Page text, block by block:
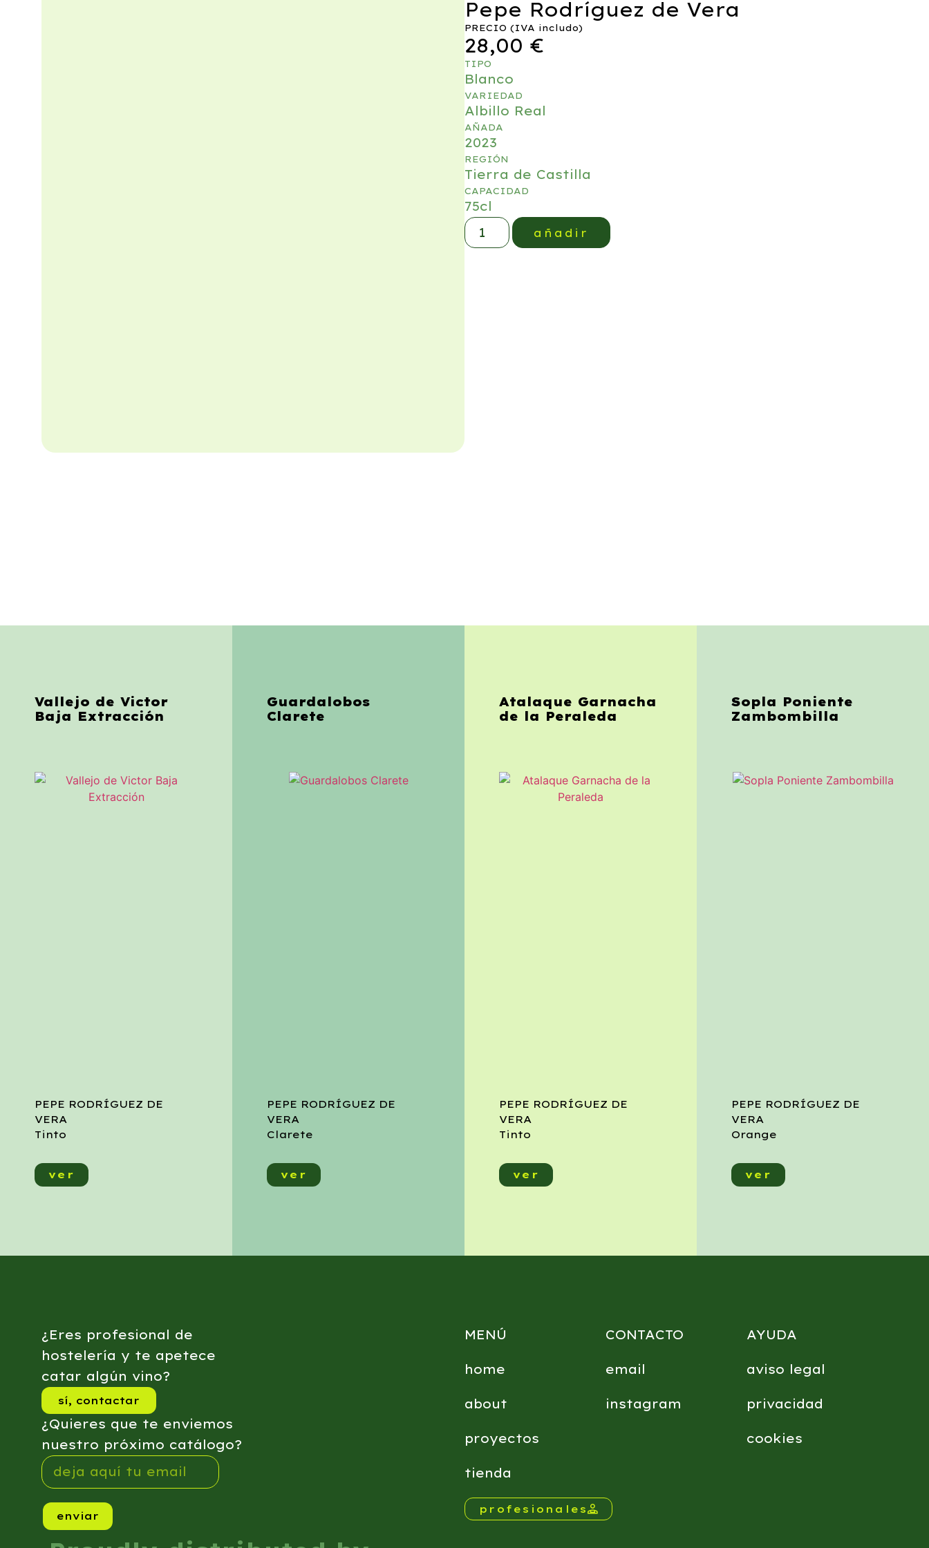
Pepe Rodríguez de Vera
PRECIO (IVA includo)
28,00 €
TIPO
Blanco
VARIEDAD
Albillo Real
AÑADA
2023
REGIÓN
Tierra de Castilla
CAPACIDAD
75cl
añadir
Vallejo de Victor
Baja Extracción
PEPE RODRÍGUEZ DE
VERA
Tinto
ver
Guardalobos
Clarete
PEPE RODRÍGUEZ DE
VERA
Clarete
ver
Atalaque Garnacha
de la Peraleda
PEPE RODRÍGUEZ DE
VERA
Tinto
ver
Sopla Poniente
Zambombilla
PEPE RODRÍGUEZ DE
VERA
Orange
ver
¿Eres profesional de
hostelería y te apetece
catar algún vino?
sí, contactar
¿Quieres que te enviemos
nuestro próximo catálogo?
enviar
MENÚ
home
about
proyectos
tienda
CONTACTO
email
instagram
AYUDA
aviso legal
privacidad
cookies
profesionales